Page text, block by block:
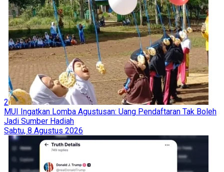
2
MUI Ingatkan Lomba Agustusan: Uang Pendaftaran Tak Boleh
Jadi Sumber Hadiah
Sabtu, 8 Agustus 2026